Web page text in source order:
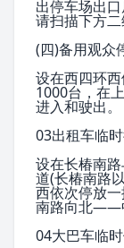
出停车场出
请扫描下方二
(四)备用观众
设在西四环
1000台，在
进入和驶出。
03出租车临
设在长椿南
道(长椿南路
西依次停放
南路向北——
04大巴车临